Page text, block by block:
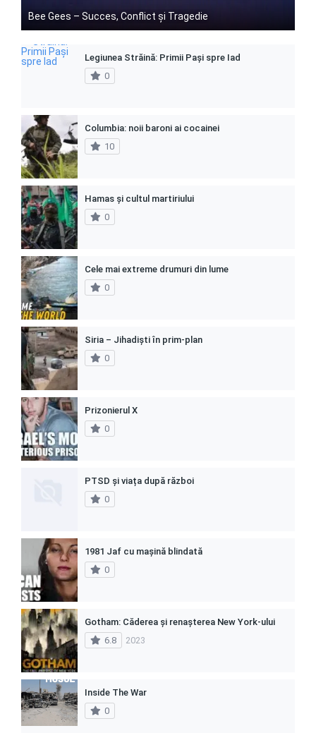
Bee Gees – Succes, Conflict și Tragedie
Legiunea Străină: Primii Pași spre Iad
0
Columbia: noii baroni ai cocainei
10
Hamas și cultul martiriului
0
Cele mai extreme drumuri din lume
0
Siria – Jihadiști în prim-plan
0
Prizonierul X
0
PTSD și viața după război
0
1981 Jaf cu mașină blindată
0
Gotham: Căderea și renașterea New York-ului
6.8
2023
Inside The War
0